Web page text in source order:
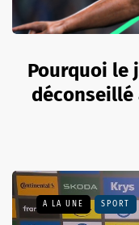
Pourquoi le
déconseillé
A LA UNE SPORT